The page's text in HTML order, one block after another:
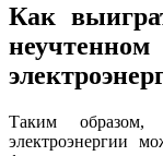
Как
Таким образом,
электроэнергии